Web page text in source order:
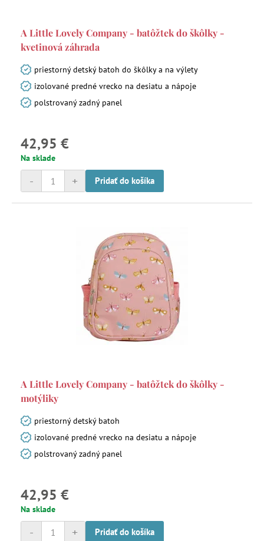
A Little Lovely Company - batôžtek do škôlky -
kvetinová záhrada
priestorný detský batoh do škôlky a na výlety
izolované predné vrecko na desiatu a nápoje
polstrovaný zadný panel
42,95 €
Na sklade
+
- Pridať do košíka
A Little Lovely Company - batôžtek do škôlky -
motýliky
priestorný detský batoh
izolované predné vrecko na desiatu a nápoje
polstrovaný zadný panel
42,95 €
Na sklade
+
- Pridať do košíka